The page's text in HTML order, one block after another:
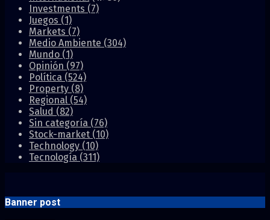
Investments (7)
Juegos (1)
Markets (7)
Medio Ambiente (304)
Mundo (1)
Opinión (97)
Política (524)
Property (8)
Regional (54)
Salud (82)
Sin categoría (76)
Stock-market (10)
Technology (10)
Tecnología (311)
Banner post